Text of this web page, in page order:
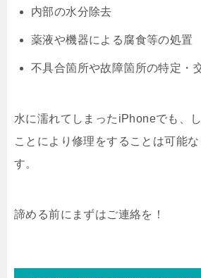
内部の水分除去
薬液や機器による腐食等の処置
不具合箇所や故障箇所の特定・
水に濡れてしまったiPhoneでも、
ことにより修理をすることは可能
す。
諦める前にまずはご連絡を！